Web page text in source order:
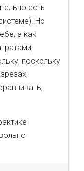
есть
Но
а как
поскольку